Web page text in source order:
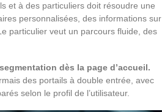
et à des particuliers doit résoudre une
personnalisées, des informations sur
particulier veut un parcours fluide, des
dès la page d’accueil.
des portails à double entrée, avec
selon le profil de l’utilisateur.